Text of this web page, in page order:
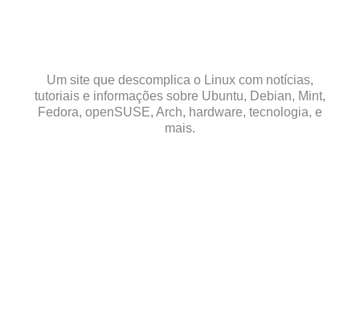
Um site que descomplica o Linux com notícias,
tutoriais e informações sobre Ubuntu, Debian, Mint,
Fedora, openSUSE, Arch, hardware, tecnologia, e
mais.